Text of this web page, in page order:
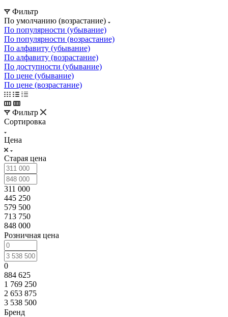
Фильтр
По умолчанию (возрастание)
По популярности (убывание)
По популярности (возрастание)
По алфавиту (убывание)
По алфавиту (возрастание)
По доступности (убывание)
По цене (убывание)
По цене (возрастание)
Фильтр
Сортировка
Цена
Старая цена
311 000
445 250
579 500
713 750
848 000
Розничная цена
0
884 625
1 769 250
2 653 875
3 538 500
Бренд